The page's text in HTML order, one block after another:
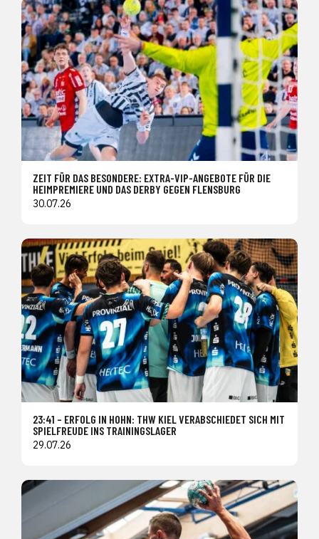
ZEIT FÜR DAS BESONDERE: EXTRA-VIP-ANGEBOTE FÜR DIE
HEIMPREMIERE UND DAS DERBY GEGEN FLENSBURG
30.07.26
23:41 – ERFOLG IN HOHN: THW KIEL VERABSCHIEDET SICH MIT
SPIELFREUDE INS TRAININGSLAGER
29.07.26